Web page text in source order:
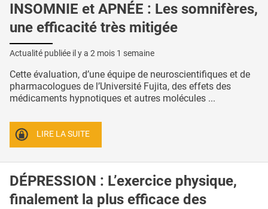
INSOMNIE et APNÉE : Les somnifères,
une efficacité très mitigée
Actualité publiée il y a 2 mois 1 semaine
Cette évaluation, d’une équipe de neuroscientifiques et de
pharmacologues de l’Université Fujita, des effets des
médicaments hypnotiques et autres molécules ...
LIRE LA SUITE
DÉPRESSION : L’exercice physique,
finalement la plus efficace des